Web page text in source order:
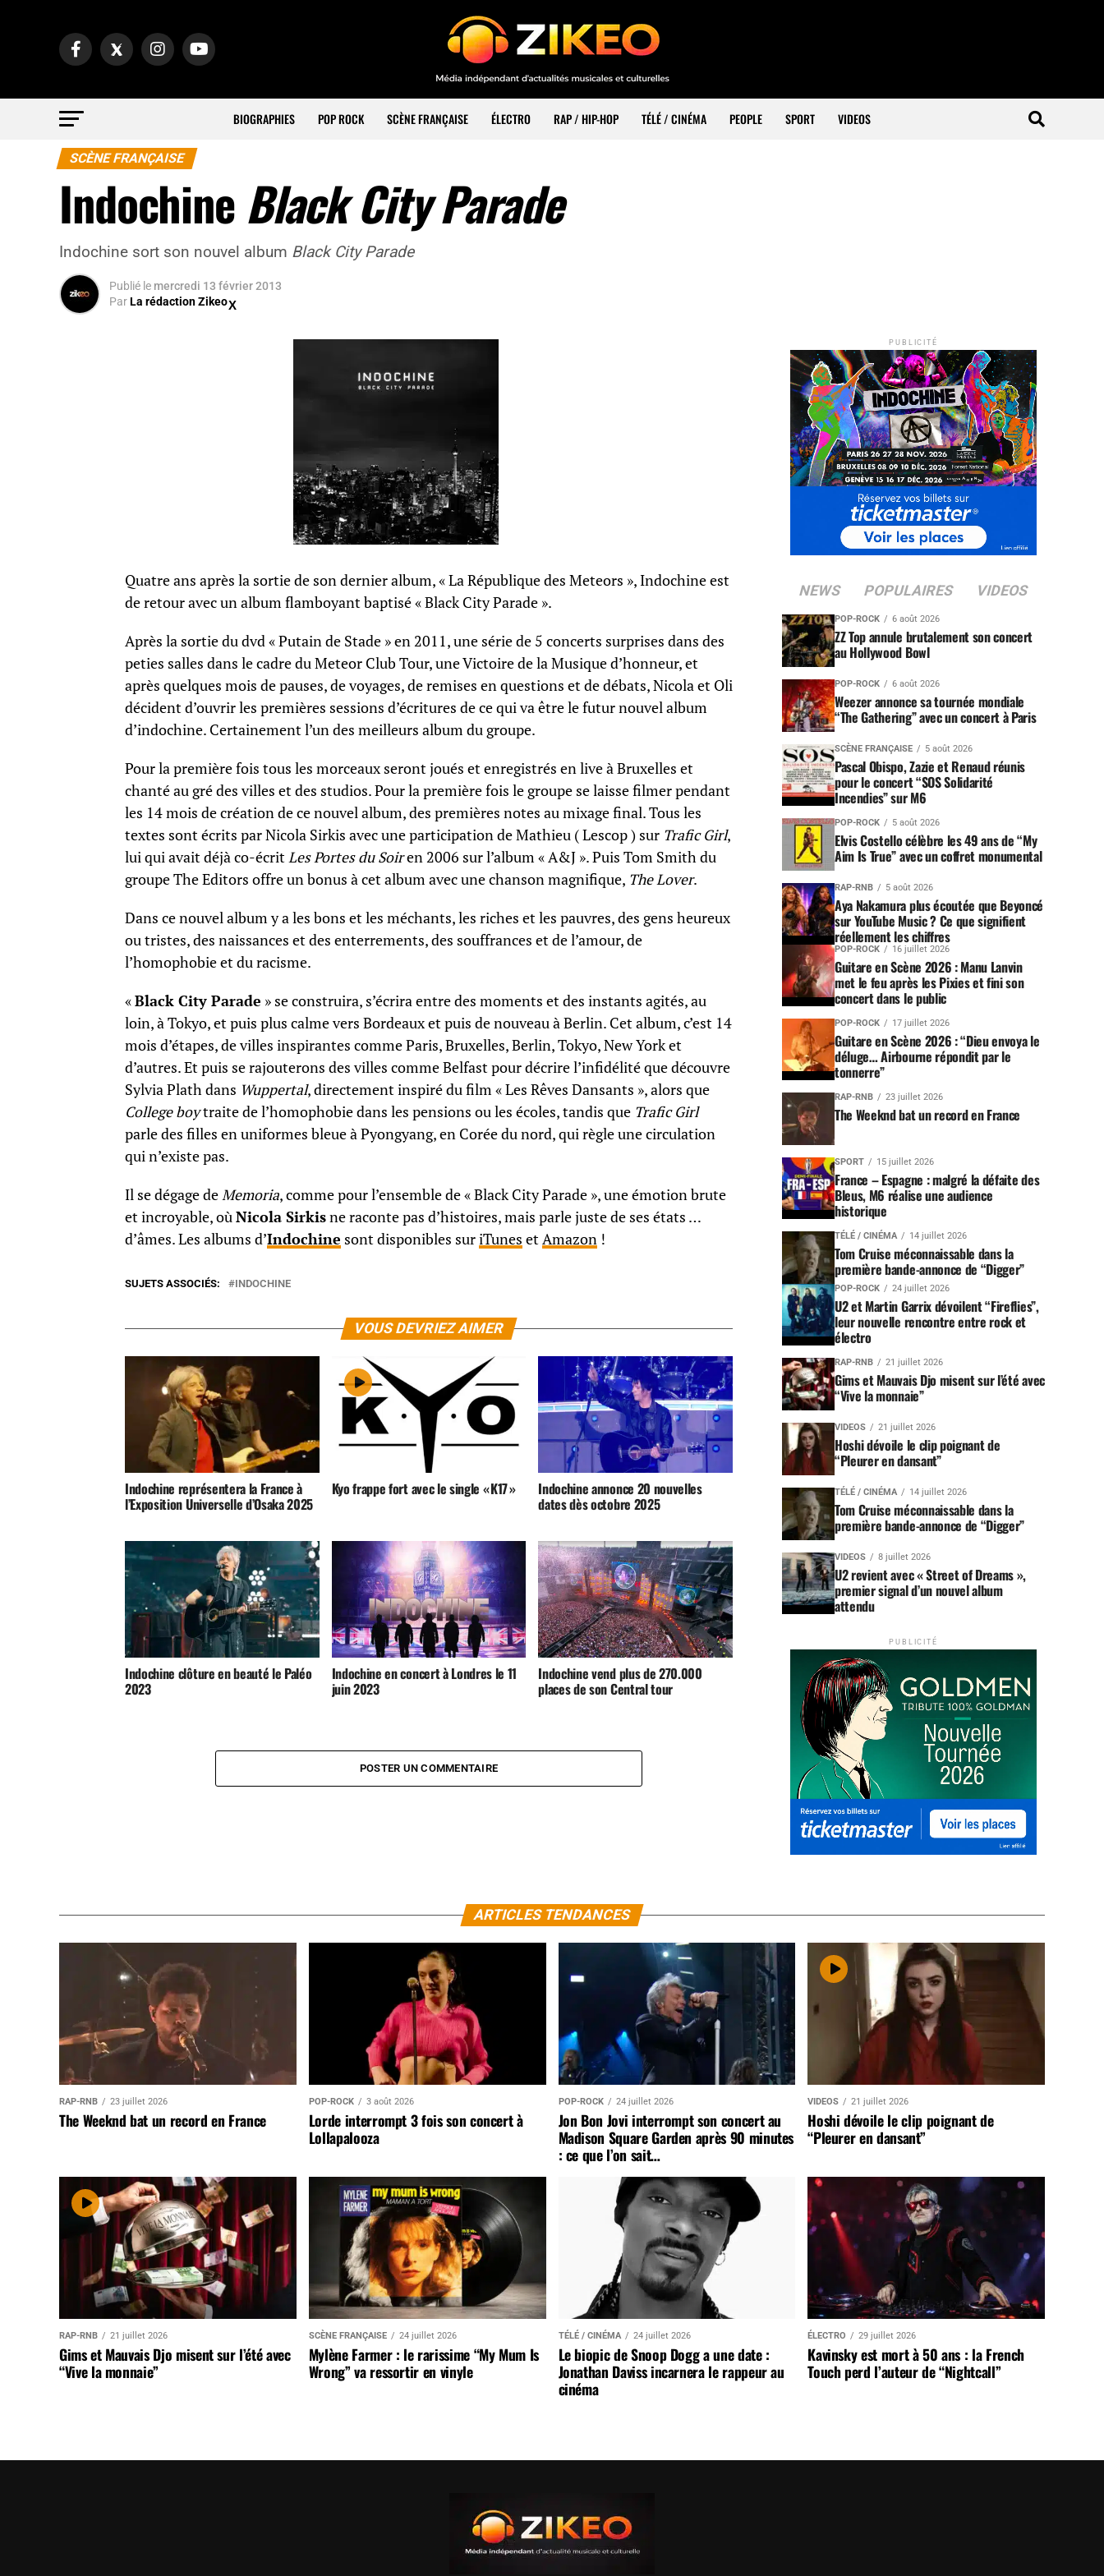
BIOGRAPHIES POP ROCK SCÈNE FRANÇAISE ÉLECTRO RAP / HIP-HOP TÉLÉ / CINÉMA PEOPLE SPORT VIDEOS
SCÈNE FRANÇAISE
IndochineBlack City Parade
Indochine sort son nouvel album Black City Parade
Publié le mercredi 13 février 2013
ParLa rédaction Zikeo
Quatre ans après la sortie de son dernier album, « La République des Meteors », Indochine est
de retour avec un album flamboyant baptisé « Black City Parade ».
Après la sortie du dvd « Putain de Stade » en 2011, une série de 5 concerts surprises dans des
peties salles dans le cadre du Meteor Club Tour, une Victoire de la Musique d’honneur, et
après quelques mois de pauses, de voyages, de remises en questions et de débats, Nicola et Oli
décident d’ouvrir les premières sessions d’écritures de ce qui va être le futur nouvel album
d’indochine. Certainement l’un des meilleurs album du groupe.
Pour la première fois tous les morceaux seront joués et enregistrés en live à Bruxelles et
chanté au gré des villes et des studios. Pour la première fois le groupe se laisse filmer pendant
les 14 mois de création de ce nouvel album, des premières notes au mixage final. Tous les
textes sont écrits par Nicola Sirkis avec une participation de Mathieu ( Lescop ) sur Trafic Girl,
lui qui avait déjà co-écritLes Portes du Soiren 2006 sur l’album « A&J ». Puis Tom Smith du
groupe The Editors offre un bonus à cet album avec une chanson magnifique, The Lover.
Dans ce nouvel album y a les bons et les méchants, les riches et les pauvres, des gens heureux
ou tristes, des naissances et des enterrements, des souffrances et de l’amour, de
l’homophobie et du racisme.
«Black City Parade » se construira, s’écrira entre des moments et des instants agités, au
loin, à Tokyo, et puis plus calme vers Bordeaux et puis de nouveau à Berlin. Cet album, c’est 14
mois d’étapes, de villes inspirantes comme Paris, Bruxelles, Berlin, Tokyo, New York et
d’autres. Et puis se rajouterons des villes comme Belfast pour décrire l’infidélité que découvre
Sylvia Plath dans Wuppertal, directement inspiré du film « Les Rêves Dansants », alors que
College boytraite de l’homophobie dans les pensions ou les écoles, tandis que Trafic Girl
parle des filles en uniformes bleue à Pyongyang, en Corée du nord, qui règle une circulation
qui n’existe pas.
Il se dégage deMemoria, comme pour l’ensemble de « Black City Parade », une émotion brute
et incroyable, oùNicola Sirkisne raconte pas d’histoires, mais parle juste de ses états …
d’âmes. Les albums d’Indochine sont disponibles suriTunes etAmazon !
SUJETS ASSOCIÉS: INDOCHINE
VOUS DEVRIEZ AIMER
Indochine représentera la France à
l’Exposition Universelle d’Osaka 2025
Kyo frappe fort avec le single « K17 » Indochine annonce 20 nouvelles
dates dès octobre 2025
Indochine clôture en beauté le Paléo
2023
Indochine en concert à Londres le 11
juin 2023
Indochine vend plus de 270.000
places de son Central tour
POSTER UN COMMENTAIRE
PUBLICITÉ
NEWS POPULAIRES VIDEOS
POP-ROCK 6 août 2026
ZZ Top annule brutalement son concert
au Hollywood Bowl
POP-ROCK 6 août 2026
Weezer annonce sa tournée mondiale
“The Gathering” avec un concert à Paris
SCÈNE FRANÇAISE 5 août 2026
Pascal Obispo, Zazie et Renaud réunis
pour le concert “SOS Solidarité
Incendies” sur M6
POP-ROCK 5 août 2026
Elvis Costello célèbre les 49 ans de “My
Aim Is True” avec un coffret monumental
RAP-RNB 5 août 2026
Aya Nakamura plus écoutée que Beyoncé
sur YouTube Music ? Ce que signifient
réellement les chiffres
POP-ROCK 16 juillet 2026
Guitare en Scène 2026 : Manu Lanvin
met le feu après les Pixies et fini son
concert dans le public
POP-ROCK 17 juillet 2026
Guitare en Scène 2026 : “Dieu envoya le
déluge… Airbourne répondit par le
tonnerre”
RAP-RNB 23 juillet 2026
The Weeknd bat un record en France
SPORT 15 juillet 2026
France – Espagne : malgré la défaite des
Bleus, M6 réalise une audience
historique
TÉLÉ / CINÉMA 14 juillet 2026
Tom Cruise méconnaissable dans la
première bande-annonce de “Digger”
POP-ROCK 24 juillet 2026
U2 et Martin Garrix dévoilent “Fireflies”,
leur nouvelle rencontre entre rock et
électro
RAP-RNB 21 juillet 2026
Gims et Mauvais Djo misent sur l’été avec
“Vive la monnaie”
VIDEOS 21 juillet 2026
Hoshi dévoile le clip poignant de
“Pleurer en dansant”
TÉLÉ / CINÉMA 14 juillet 2026
Tom Cruise méconnaissable dans la
première bande-annonce de “Digger”
VIDEOS 8 juillet 2026
U2 revient avec « Street of Dreams »,
premier signal d’un nouvel album
attendu
PUBLICITÉ
ARTICLES TENDANCES
RAP-RNB 23 juillet 2026
The Weeknd bat un record en France
POP-ROCK 3 août 2026
Lorde interrompt 3 fois son concert à
Lollapalooza
POP-ROCK 24 juillet 2026
Jon Bon Jovi interrompt son concert au
Madison Square Garden après 90 minutes
: ce que l’on sait…
VIDEOS 21 juillet 2026
Hoshi dévoile le clip poignant de
“Pleurer en dansant”
RAP-RNB 21 juillet 2026
Gims et Mauvais Djo misent sur l’été avec
“Vive la monnaie”
SCÈNE FRANÇAISE 24 juillet 2026
Mylène Farmer : le rarissime “My Mum Is
Wrong” va ressortir en vinyle
TÉLÉ / CINÉMA 24 juillet 2026
Le biopic de Snoop Dogg a une date :
Jonathan Daviss incarnera le rappeur au
cinéma
ÉLECTRO 29 juillet 2026
Kavinsky est mort à 50 ans : la French
Touch perd l’auteur de “Nightcall”